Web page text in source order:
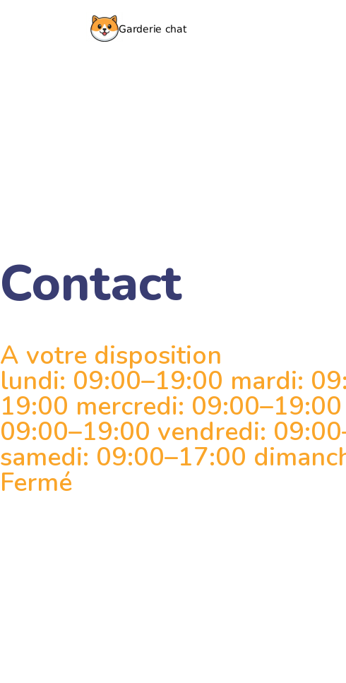
Contact
A votre disposition
lundi: 09:00–19:00 mardi:
19:00 mercredi:
09:00–19:00 vendredi:
samedi: 09:00–17:00
Fermé